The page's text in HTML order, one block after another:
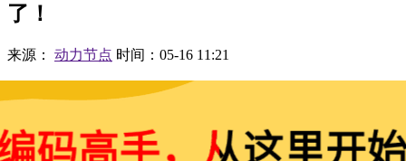
了！
来源： 动力节点 时间：05-16 11:21